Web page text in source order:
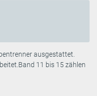
ausgestattet.
11 bis 15 zählen